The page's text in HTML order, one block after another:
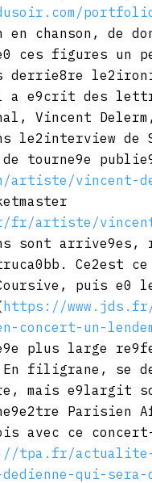
chanson, de
ces figures un
derrie8re
a e9crit des
Vincent
le2interview de
tourne9e
artiste/vincent-
fr/artiste/
sont
Ce2est
puis e0
https://
concert-un-
plus large
filigrane, se
mais e9largit
Parisien
avec ce
tpa.fr/
qui-sera-